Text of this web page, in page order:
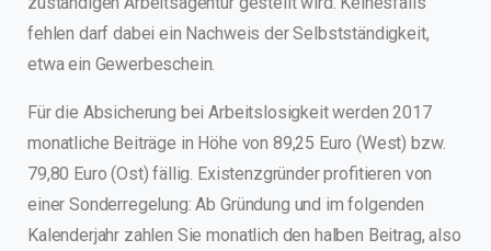
fehlen darf dabei ein Nachweis der Selbstständigkeit,
etwa ein Gewerbeschein.
Für die Absicherung bei Arbeitslosigkeit werden 2017
monatliche Beiträge in Höhe von 89,25 Euro (West) bzw.
79,80 Euro (Ost) fällig. Existenzgründer profitieren von
einer Sonderregelung: Ab Gründung und im folgenden
Kalenderjahr zahlen Sie monatlich den halben Beitrag, also